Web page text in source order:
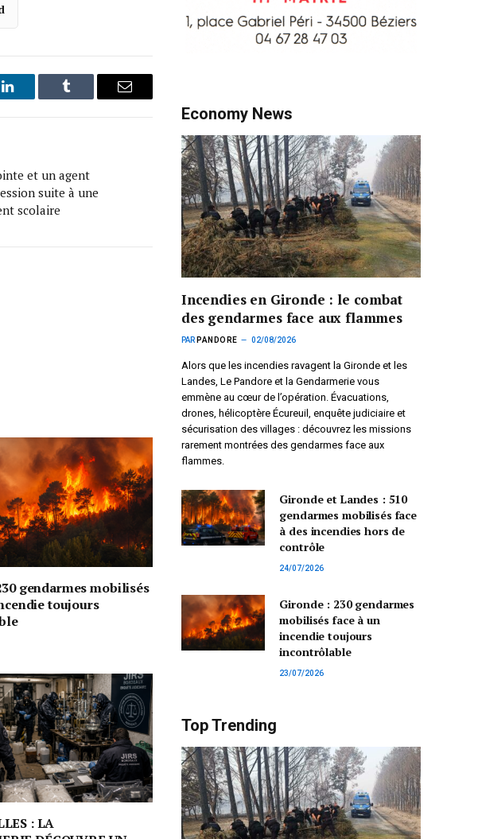
LinkedIn Tumblr Courriel
et un agent
suite à une
scolaire
gendarmes mobilisés
toujours
: LA
Economy News
Incendies en Gironde : le combat
des gendarmes face aux flammes
PAR PANDORE 02/08/2026
Alors que les incendies ravagent la Gironde et les
Landes, Le Pandore et la Gendarmerie vous
emmène au cœur de l’opération. Évacuations,
drones, hélicoptère Écureuil, enquête judiciaire et
sécurisation des villages : découvrez les missions
rarement montrées des gendarmes face aux
flammes.
Gironde et Landes : 510
gendarmes mobilisés face
à des incendies hors de
contrôle
24/07/2026
Gironde : 230 gendarmes
mobilisés face à un
incendie toujours
incontrôlable
23/07/2026
Top Trending